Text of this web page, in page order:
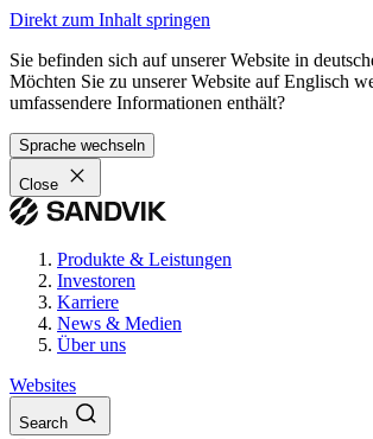
Direkt zum Inhalt springen
Sie befinden sich auf unserer Website in
Möchten Sie zu unserer Website auf Englisch
umfassendere Informationen enthält?
Sprache wechseln
Close
Produkte & Leistungen
Investoren
Karriere
News & Medien
Über uns
Websites
Search